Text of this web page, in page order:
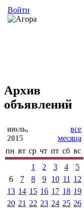
Войти
Архив
объявлений
июль,
2015
все
месяца
пн вт ср чт пт сб вс
1
2 3 4
5
6
7 8 9 10 11 12
13 14 15 16 17 18 19
20 21 22 23 24 25 26